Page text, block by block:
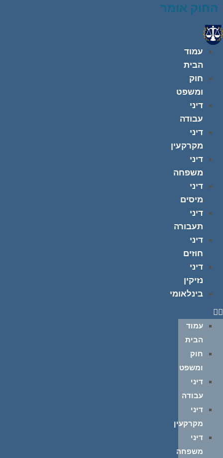
החוק אומר
עמוד
הבית
חוק
ומשפט
דיני
עבודה
דיני
מקרקעין
דיני
משפחה
דיני
מיסים
דיני
תעבורה
דיני
חוזים
דיני
נזיקין
בינלאומי
עמוד
הבית
חוק
ומשפט
דיני
עבודה
דיני
מקרקעין
דיני
משפחה